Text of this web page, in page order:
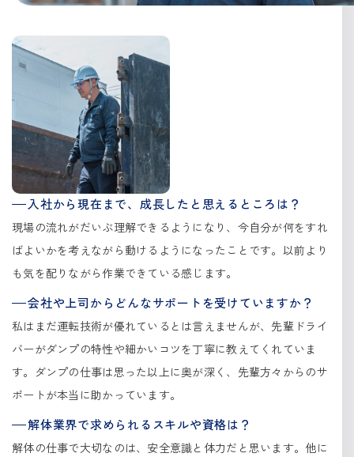
入社から現在まで、成長したと思えるところは？
現場の流れがだいぶ理解できるようになり、今自分が何をすれ
ばよいかを考えながら動けるようになったことです。以前より
も気を配りながら作業できている感じます。
会社や上司からどんなサポートを受けていますか？
私はまだ運転技術が優れているとは言えませんが、先輩ドライ
バーがダンプの特性や細かいコツを丁寧に教えてくれていま
す。ダンプの仕事は思った以上に奥が深く、先輩方々からのサ
ポートが本当に助かっています。
解体業界で求められるスキルや資格は？
解体の仕事で大切なのは、安全意識と体力だと思います。他に